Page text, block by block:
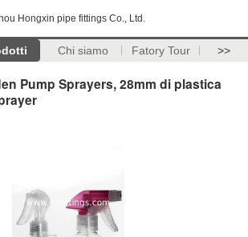
Hongxin pipe fittings Co., Ltd.
Chi siamo Fatory Tour >>
Pump Sprayers, 28mm di plastica